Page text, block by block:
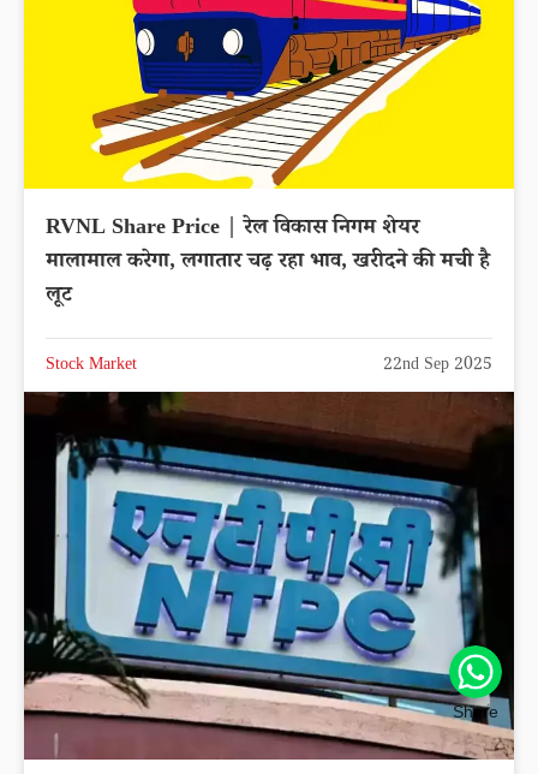
RVNL Share Price | रेल विकास निगम शेयर
मालामाल करेगा, लगातार चढ़ रहा भाव, खरीदने की मची है
लूट
Stock Market 22nd Sep 2025
Share